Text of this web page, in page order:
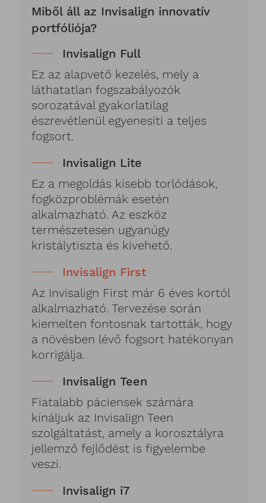
Miből áll az Invisalign innovatív
portfóliója?
Invisalign Full
Ez az alapvető kezelés, mely a
láthatatlan fogszabályozók
sorozatával gyakorlatilag
észrevétlenül egyenesíti a teljes
fogsort.
Invisalign Lite
Ez a megoldás kisebb torlódások,
fogközproblémák esetén
alkalmazható. Az eszköz
természetesen ugyanúgy
kristálytiszta és kivehető.
Invisalign First
Az Invisalign First már 6 éves kortól
alkalmazható. Tervezése során
kiemelten fontosnak tartották, hogy
a növésben lévő fogsort hatékonyan
korrigálja.
Invisalign Teen
Fiatalabb páciensek számára
kínáljuk az Invisalign Teen
szolgáltatást, amely a korosztályra
jellemző fejlődést is figyelembe
veszi.
Invisalign i7